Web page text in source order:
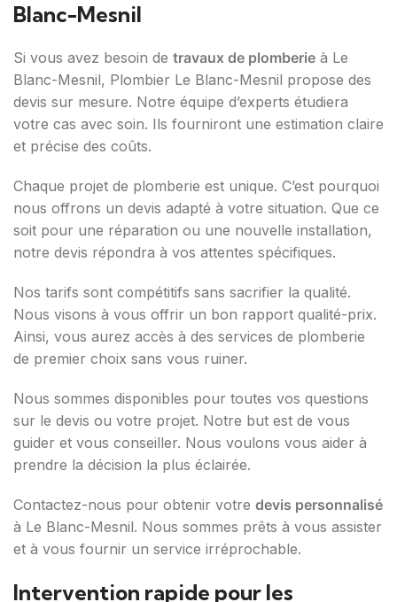
Blanc-Mesnil
Si vous avez besoin de travaux de plomberie à Le
Blanc-Mesnil, Plombier Le Blanc-Mesnil propose des
devis sur mesure. Notre équipe d’experts étudiera
votre cas avec soin. Ils fourniront une estimation claire
et précise des coûts.
Chaque projet de plomberie est unique. C’est pourquoi
nous offrons un devis adapté à votre situation. Que ce
soit pour une réparation ou une nouvelle installation,
notre devis répondra à vos attentes spécifiques.
Nos tarifs sont compétitifs sans sacrifier la qualité.
Nous visons à vous offrir un bon rapport qualité-prix.
Ainsi, vous aurez accès à des services de plomberie
de premier choix sans vous ruiner.
Nous sommes disponibles pour toutes vos questions
sur le devis ou votre projet. Notre but est de vous
guider et vous conseiller. Nous voulons vous aider à
prendre la décision la plus éclairée.
Contactez-nous pour obtenir votre devis personnalisé
à Le Blanc-Mesnil. Nous sommes prêts à vous assister
et à vous fournir un service irréprochable.
Intervention rapide pour les